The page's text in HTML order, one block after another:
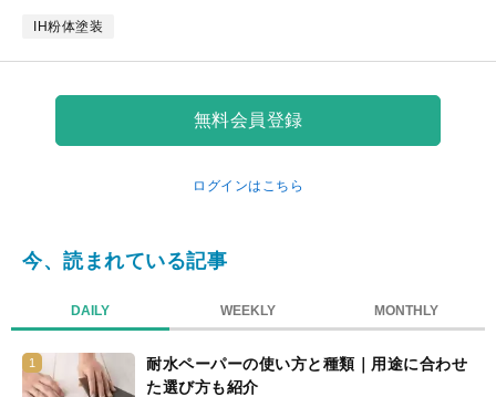
ー
ク
IH粉体塗装
無料会員登録
ログインはこちら
今、読まれている記事
DAILY WEEKLY MONTHLY
1
耐水ペーパーの使い方と種類｜用途に合わせ
た選び方も紹介